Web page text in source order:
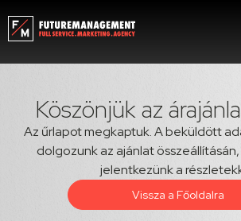
Köszönjük az
Az űrlapot megkaptuk. A beküldött
dolgozunk az ajánlat
jelentkezünk a
Vissza a Főoldalra